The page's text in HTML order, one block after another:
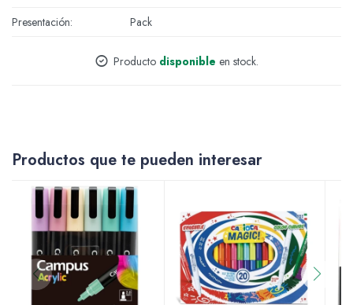
Presentación Pack
Producto disponible en stock.
Productos que te pueden interesar
Accesorios
Pinturas
Soportes Artísticos